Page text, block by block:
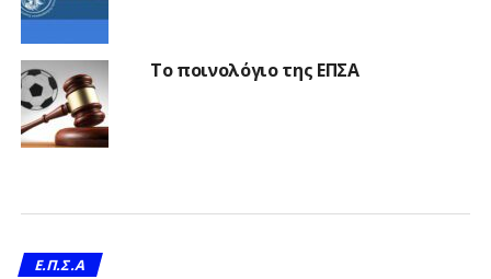
Το ποινολόγιο της ΕΠΣΑ
Ε.Π.Σ.Α